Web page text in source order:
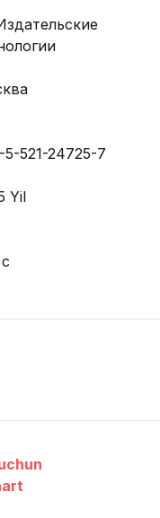
521-24725-7
Yil